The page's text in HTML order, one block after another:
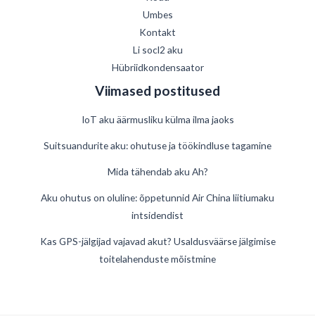
Umbes
Kontakt
Li socl2 aku
Hübriidkondensaator
Viimased postitused
IoT aku äärmusliku külma ilma jaoks
Suitsuandurite aku: ohutuse ja töökindluse tagamine
Mida tähendab aku Ah?
Aku ohutus on oluline: õppetunnid Air China liitiumaku
intsidendist
Kas GPS-jälgijad vajavad akut? Usaldusväärse jälgimise
toitelahenduste mõistmine
Swedish
German